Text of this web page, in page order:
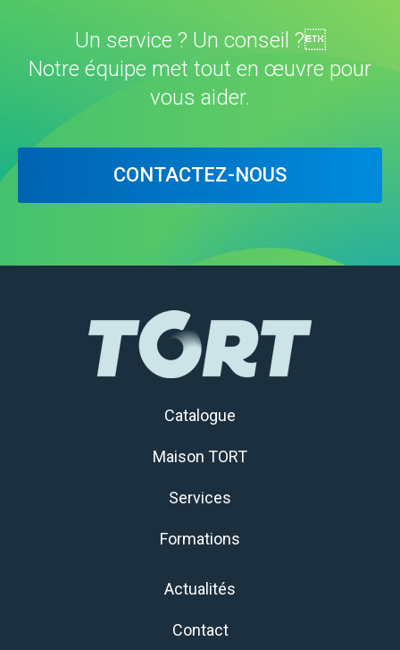
Un service ? Un conseil ?
Notre équipe met tout en œuvre pour
vous aider.
CONTACTEZ-NOUS
Catalogue
Maison TORT
Services
Formations
Actualités
Contact